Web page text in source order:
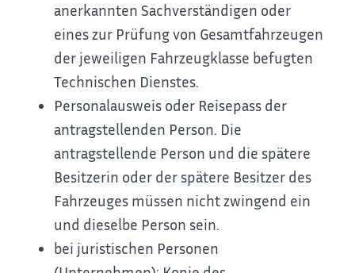
anerkannten Sachverständigen oder
eines zur Prüfung von Gesamtfahrzeugen
der jeweiligen Fahrzeugklasse befugten
Technischen Dienstes.
Personalausweis oder Reisepass der
antragstellenden Person. Die
antragstellende Person und die spätere
Besitzerin oder der spätere Besitzer des
Fahrzeuges müssen nicht zwingend ein
und dieselbe Person sein.
bei juristischen Personen